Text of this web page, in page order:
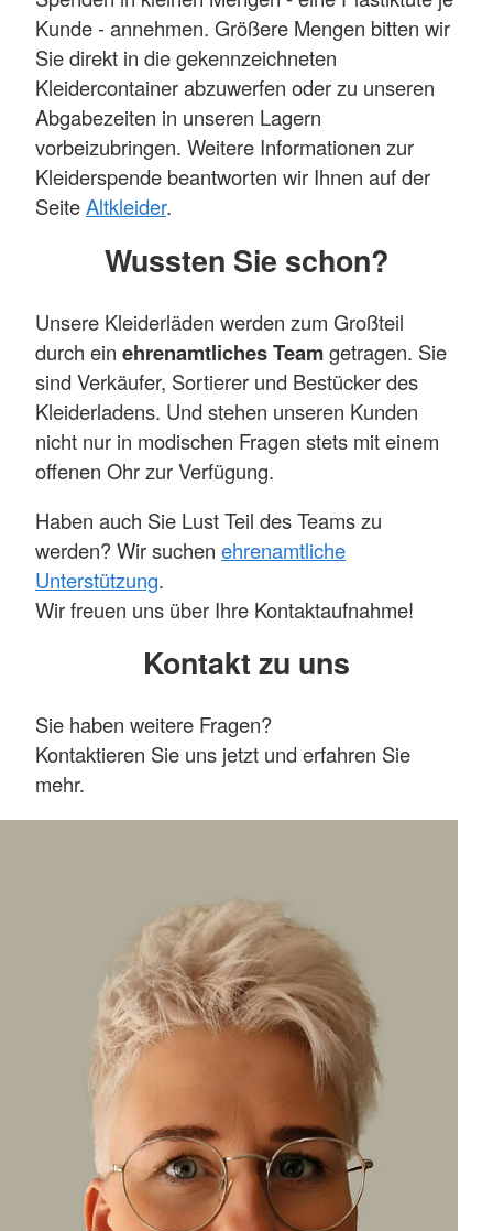
Kunde - annehmen. Größere Mengen bitten wir
Sie direkt in die gekennzeichneten
Kleidercontainer abzuwerfen oder zu unseren
Abgabezeiten in unseren Lagern
vorbeizubringen. Weitere Informationen zur
Kleiderspende beantworten wir Ihnen auf der
SeiteAltkleider.
Wussten Sie schon?
Unsere Kleiderläden werden zum Großteil
durch ein ehrenamtliches Teamgetragen. Sie
sind Verkäufer, Sortierer und Bestücker des
Kleiderladens. Und stehen unseren Kunden
nicht nur in modischen Fragen stets mit einem
offenen Ohr zur Verfügung.
Haben auch Sie Lust Teil des Teams zu
werden? Wir suchen ehrenamtliche
Unterstützung.
Wir freuen uns über Ihre Kontaktaufnahme!
Kontakt zu uns
Sie haben weitere Fragen?
Kontaktieren Sie uns jetzt und erfahren Sie
mehr.